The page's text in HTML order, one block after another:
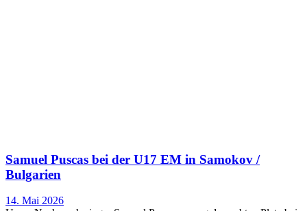
Samuel Puscas bei der U17 EM in Samokov /
Bulgarien
14. Mai 2026